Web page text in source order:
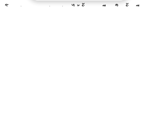
โดยสามารถผสมผสานได้ทั้งการเรียนในชั้นเรียน